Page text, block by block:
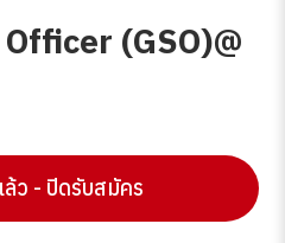
(GSO)@
ว - ปิดรับสมัคร